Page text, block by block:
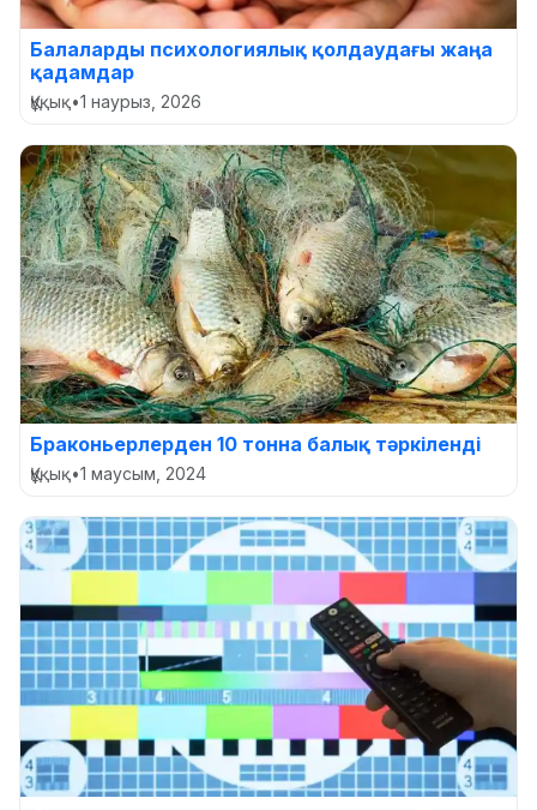
Балаларды психологиялық қолдаудағы жаңа
қадамдар
Құқық•1 наурыз, 2026
Браконьерлерден 10 тонна балық тәркіленді
Құқық•1 маусым, 2024